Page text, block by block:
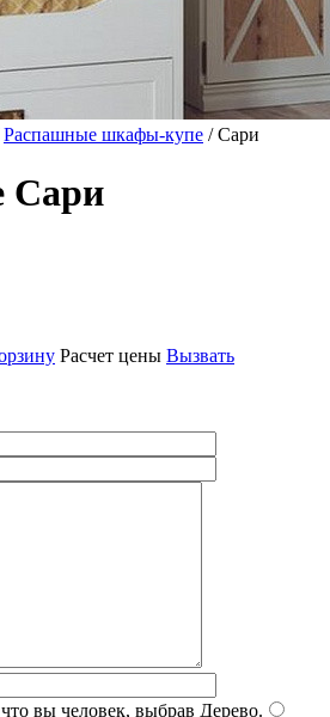
Распашные шкафы-купе / Сари
Сари
Расчет цены Вызвать
вы человек, выбрав Дерево.